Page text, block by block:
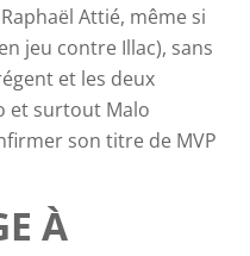
Attié, même si
jeu contre Illac), sans
et les deux
et surtout Malo
son titre de MVP
À